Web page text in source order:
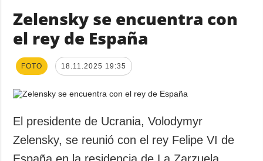
Zelensky se encuentra con
el rey de España
FOTO 18.11.2025 19:35
El presidente de Ucrania, Volodymyr
Zelensky, se reunió con el rey Felipe VI de